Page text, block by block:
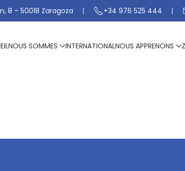
8 – 50018 Zaragoza +34 976 525 444
NOUS SOMMES INTERNATIONALNOUS APPRENONS